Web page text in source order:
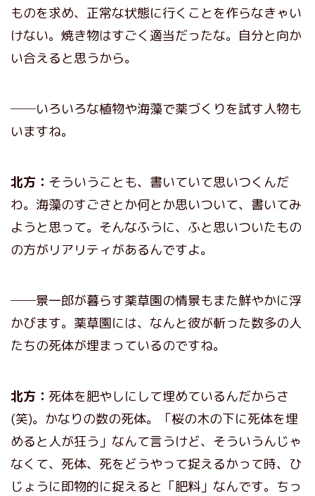
ものを求め、正常な状態に行くことを作らなきゃい
けない。焼き物はすごく適当だったな。自分と向か
い合えると思うから。
──いろいろな植物や海藻で薬づくりを試す人物も
いますね。
北方： そういうことも、書いていて思いつくんだ
わ。海藻のすごさとか何とか思いついて、書いてみ
ようと思って。そんなふうに、ふと思いついたもの
の方がリアリティがあるんですよ。
──景一郎が暮らす薬草園の情景もまた鮮やかに浮
かびます。薬草園には、なんと彼が斬った数多の人
たちの死体が埋まっているのですね。
北方： 死体を肥やしにして埋めているんだからさ
(笑)。かなりの数の死体。「桜の木の下に死体を埋
めると人が狂う」なんて言うけど、そういうんじゃ
なくて、死体、死をどうやって捉えるかって時、ひ
じょうに即物的に捉えると「肥料」なんです。ちっ